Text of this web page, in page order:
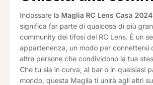
Indossare la Maglia RC Lens Casa
significa far parte di qualcosa di più
community dei tifosi del RC Lens. È un
appartenenza, un modo per connettersi
altre persone che condividono la tua
Che tu sia in curva, al bar o in qualsiasi
mondo, questa Maglia ti unirà agli altri